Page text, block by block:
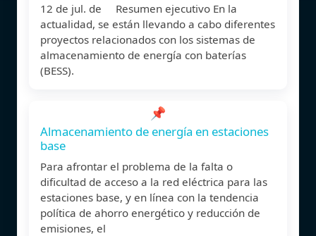
12 de jul. de Resumen ejecutivo En la
actualidad, se están llevando a cabo diferentes
proyectos relacionados con los sistemas de
almacenamiento de energía con baterías
(BESS).
📌
Almacenamiento de energía en estaciones
base
Para afrontar el problema de la falta o
dificultad de acceso a la red eléctrica para las
estaciones base, y en línea con la tendencia
política de ahorro energético y reducción de
emisiones, el